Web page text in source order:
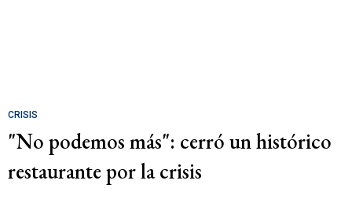
CRISIS
"No podemos más": cerró un histórico
restaurante por la crisis